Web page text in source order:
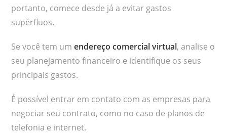
portanto, comece desde já a evitar gastos
supérfluos.
Se você tem umendereço comercial virtual, analise o
seu planejamento financeiro e identifique os seus
principais gastos.
É possível entrar em contato com as empresas para
negociar seu contrato, como no caso de planos de
telefonia e internet.